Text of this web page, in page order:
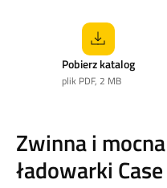
Pobierz katalog
plik PDF, 2 MB
Zwinna i
ładowarki